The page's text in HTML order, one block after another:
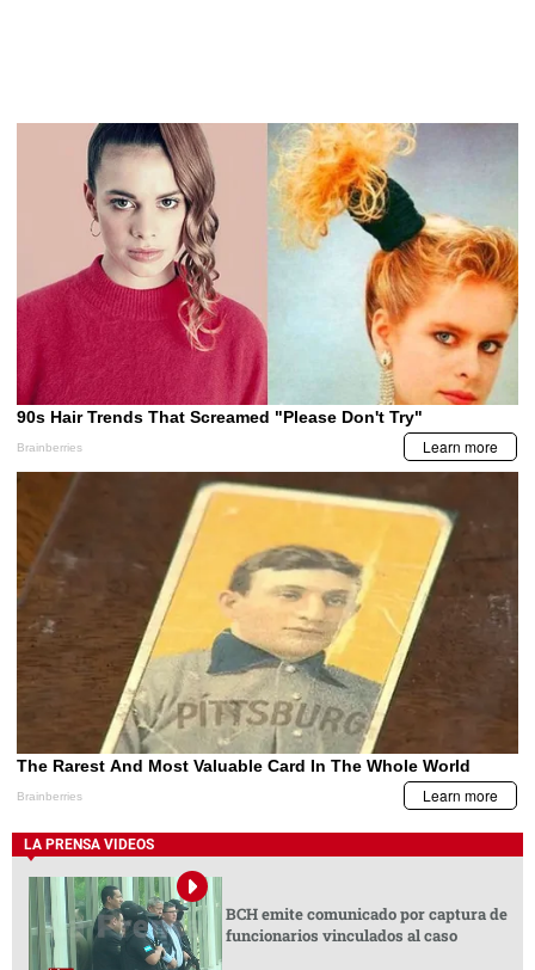
LA PRENSA VIDEOS
BCH emite comunicado por captura de
funcionarios vinculados al caso